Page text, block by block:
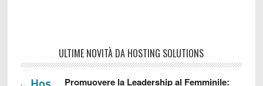
ULTIME NOVITÀ DA HOSTING SOLUTIONS
Promuovere la Leadership al Femminile: